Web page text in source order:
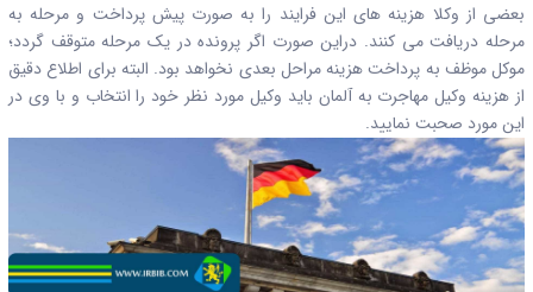
بعضی از وکلا هزینه های این فرایند را به صورت پیش پرداخت و مرحله به
مرحله دریافت می کنند. دراین صورت اگر پرونده در یک مرحله متوقف گردد؛
موکل موظف به پرداخت هزینه مراحل بعدی نخواهد بود. البته برای اطلاع دقیق
از هزینه وکیل مهاجرت به آلمان باید وکیل مورد نظر خود را انتخاب و با وی در
این مورد صحبت نمایید.